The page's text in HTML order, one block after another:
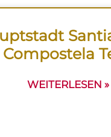
Compostela
WEITERLESEN »